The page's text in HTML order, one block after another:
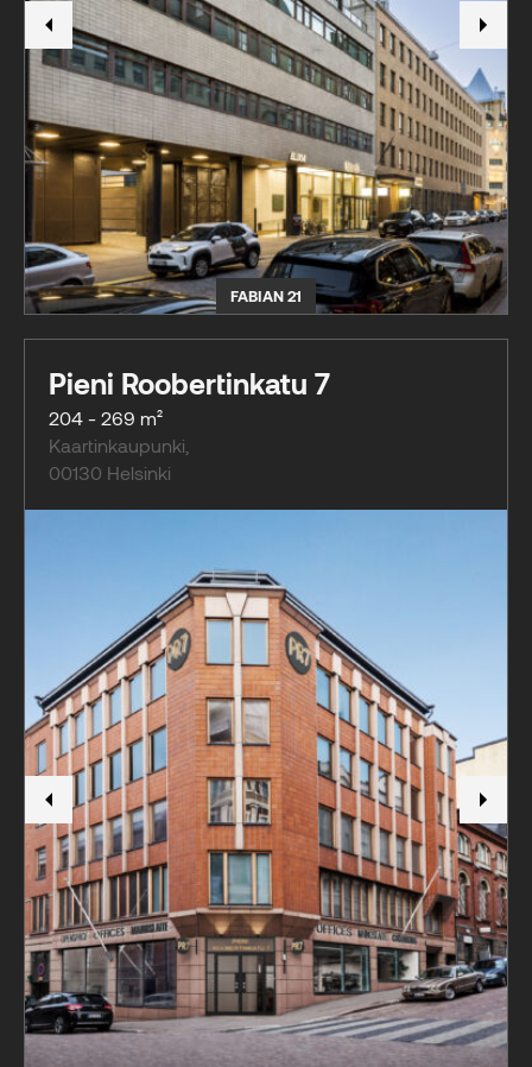
FABIAN 21
Pieni Roobertinkatu 7
204 - 269 m²
Kaartinkaupunki
00130 Helsinki